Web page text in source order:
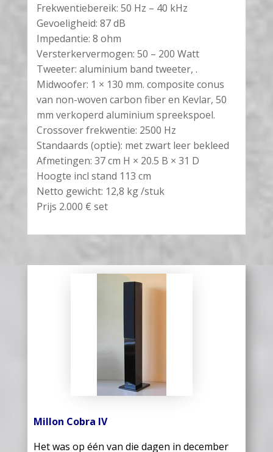
Frekwentiebereik: 50 Hz – 40 kHz
Gevoeligheid: 87 dB
Impedantie: 8 ohm
Versterkervermogen: 50 – 200 Watt
Tweeter: aluminium band tweeter, .
Midwoofer: 1 × 130 mm. composite conus
van non-woven carbon fiber en Kevlar, 50
mm verkoperd aluminium spreekspoel.
Crossover frekwentie: 2500 Hz
Standaards (optie): met zwart leer bekleed
Afmetingen: 37 cm H × 20.5 B × 31 D
Hoogte incl stand 113 cm
Netto gewicht: 12,8 kg /stuk
Prijs 2.000 € set
Millon Cobra IV
Het was op één van die dagen in december